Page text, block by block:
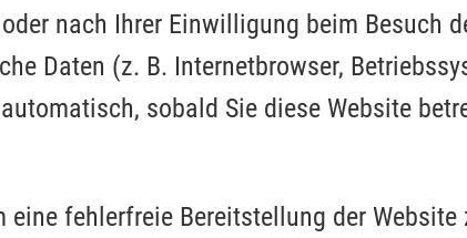
nach Ihrer Einwilligung beim Besuch
Daten (z. B. Internetbrowser,
sobald Sie diese Website
eine fehlerfreie Bereitstellung der